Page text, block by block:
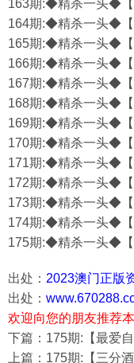
163期:◆精杀一头◆【
164期:◆精杀一头◆【
165期:◆精杀一头◆【
166期:◆精杀一头◆【
167期:◆精杀一头◆【
168期:◆精杀一头◆【
169期:◆精杀一头◆【
170期:◆精杀一头◆【
171期:◆精杀一头◆【
172期:◆精杀一头◆【
173期:◆精杀一头◆【
174期:◆精杀一头◆【
175期:◆精杀一头◆【
出处： 2023澳门正版
出处：
欢迎向您的朋友推荐
下篇：175期:【最爱
上篇：175期:【三分